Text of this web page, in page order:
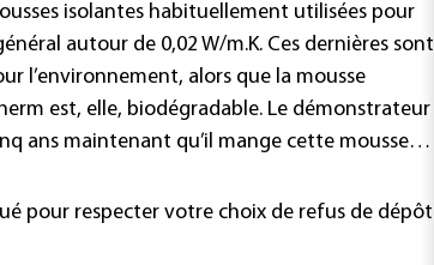
isolantes habituellement utilisées pour
autour de 0,02 W/m.K. Ces dernières sont
l’environnement, alors que la mousse
est, elle, biodégradable. Le démonstrateur
ans maintenant qu’il mange cette mousse…
pour respecter votre choix de refus de dépôt